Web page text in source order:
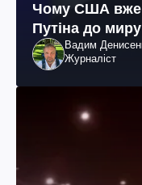
Чому США вже
Путіна до миру
Вадим
Журналіст